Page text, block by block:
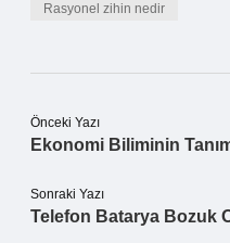
Rasyonel zihin nedir
Önceki Yazı
Ekonomi Biliminin
Sonraki Yazı
Telefon Batarya Bozuk